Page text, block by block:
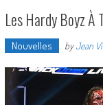
Les Hardy Boyz À
Nouvelles byJean